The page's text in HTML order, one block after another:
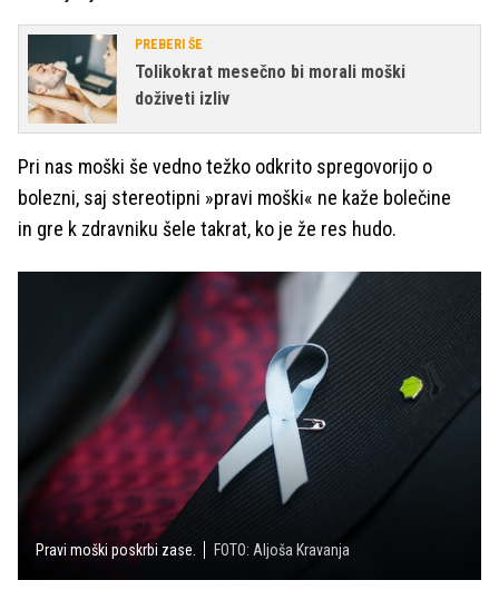
PREBERI ŠE
Tolikokrat mesečno bi morali moški
doživeti izliv
Pri nas moški še vedno težko odkrito spregovorijo o
bolezni, saj stereotipni »pravi moški« ne kaže bolečine
in gre k zdravniku šele takrat, ko je že res hudo.
Pravi moški poskrbi zase. FOTO: Aljoša Kravanja